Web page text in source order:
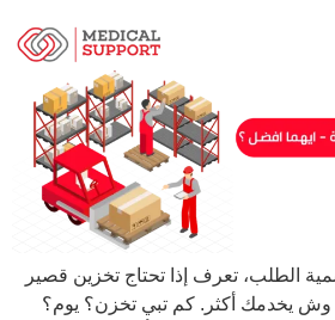
الطلب، تعرف إذا تحتاج تخزين قصير
وش يخدمك أكثر. كم تبي تخزن؟ يوم؟